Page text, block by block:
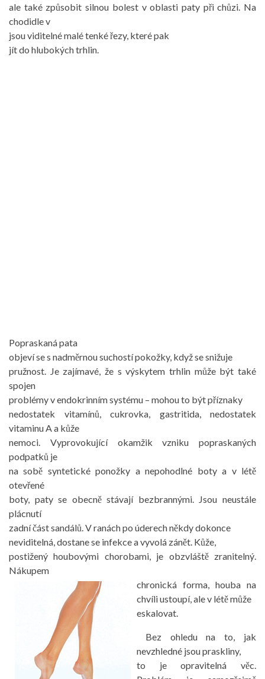
ale také způsobit silnou bolest v oblasti paty při chůzi. Na
chodidle v
jsou viditelné malé tenké řezy, které pak
jít do hlubokých trhlin.
Popraskaná pata
objeví se s nadměrnou suchostí pokožky, když se snižuje
pružnost. Je zajímavé, že s výskytem trhlin může být také
spojen
problémy v endokrinním systému – mohou to být příznaky
nedostatek vitamínů, cukrovka, gastritida, nedostatek
vitaminu A a kůže
nemoci. Vyprovokující okamžik vzniku popraskaných
podpatků je
na sobě syntetické ponožky a nepohodlné boty a v létě
otevřené
boty, paty se obecně stávají bezbrannými. Jsou neustále
plácnutí
zadní část sandálů. V ranách po úderech někdy dokonce
neviditelná, dostane se infekce a vyvolá zánět. Kůže,
postižený houbovými chorobami, je obzvláště zranitelný.
Nákupem
chronická forma, houba na
chvíli ustoupí, ale v létě může
eskalovat.
Bez ohledu na to, jak
nevzhledné jsou praskliny,
to je opravitelná věc.